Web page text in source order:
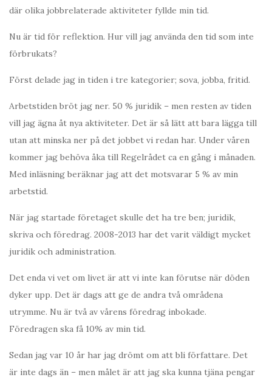
där olika jobbrelaterade aktiviteter fyllde min tid.
Nu är tid för reflektion. Hur vill jag använda den tid som inte
förbrukats?
Först delade jag in tiden i tre kategorier; sova, jobba, fritid.
Arbetstiden bröt jag ner. 50 % juridik – men resten av tiden
vill jag ägna åt nya aktiviteter. Det är så lätt att bara lägga till
utan att minska ner på det jobbet vi redan har. Under våren
kommer jag behöva åka till Regelrådet ca en gång i månaden.
Med inläsning beräknar jag att det motsvarar 5 % av min
arbetstid.
När jag startade företaget skulle det ha tre ben; juridik,
skriva och föredrag. 2008-2013 har det varit väldigt mycket
juridik och administration.
Det enda vi vet om livet är att vi inte kan förutse när döden
dyker upp. Det är dags att ge de andra två områdena
utrymme. Nu är två av vårens föredrag inbokade.
Föredragen ska få 10% av min tid.
Sedan jag var 10 år har jag drömt om att bli författare. Det
är inte dags än – men målet är att jag ska kunna tjäna pengar